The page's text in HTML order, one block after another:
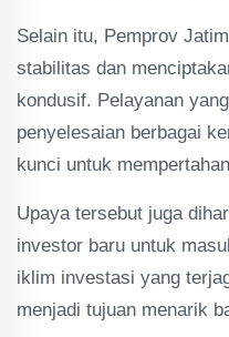
Selain itu, Pemprov
stabilitas dan
kondusif. Pelayanan
penyelesaian berbagai
kunci untuk
Upaya tersebut juga
investor baru untuk
iklim investasi yang
menjadi tujuan menarik